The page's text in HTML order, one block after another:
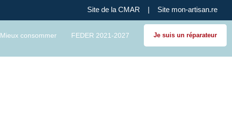
Site de la CMAR | Site mon-artisan.re
Mieux consommer FEDER 2021-2027 Je suis un réparateur